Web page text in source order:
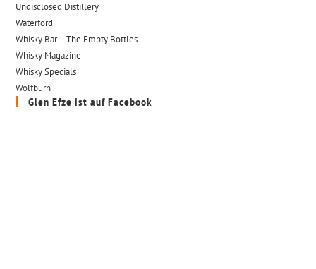
Undisclosed Distillery
Waterford
Whisky Bar – The Empty Bottles
Whisky Magazine
Whisky Specials
Wolfburn
Glen Efze ist auf Facebook